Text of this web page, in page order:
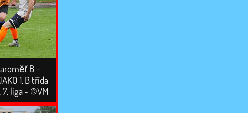
B -
1. B třída
7. liga - ©VM